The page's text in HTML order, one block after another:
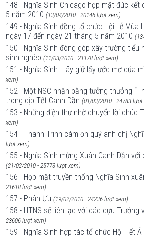
148 - Nghĩa Sinh Chicago họp mặt đúc
5 năm 2010 (13/04/2010 - 20146 lượt xem)
149 - Nghĩa Sinh đồng tổ chức Hội Lễ Mùa
ngày 17 đến ngày 21 tháng 5 năm 2010
150 - Nghĩa Sinh đóng góp xây trường tiểu
sinh nghèo (11/03/2010 - 21178 lượt xem)
151 - Nghĩa Sinh: Hãy giữ lấy ước mơ của
xem)
152 - Một NSC nhận bằng tưởng thưởng
trong dịp Tết Canh Dần (01/03/2010 - 24783 lượt
153 - Những điện thư nhờ chuyển lời chúc
xem)
154 - Thanh Trinh cám ơn quý anh chị
lượt xem)
155 - Nghĩa Sinh mừng Xuân Canh Dần
(21/02/2010 - 25773 lượt xem)
156 - Họp mặt truyền thống Nghĩa Sinh
21618 lượt xem)
157 - Phân Ưu (19/02/2010 - 24236 lượt xem)
158 - HTNS sẽ liên lạc với các cựu Trưởng
23606 lượt xem)
159 - Nghĩa Sinh hợp tác tổ chức Hội Tết Á